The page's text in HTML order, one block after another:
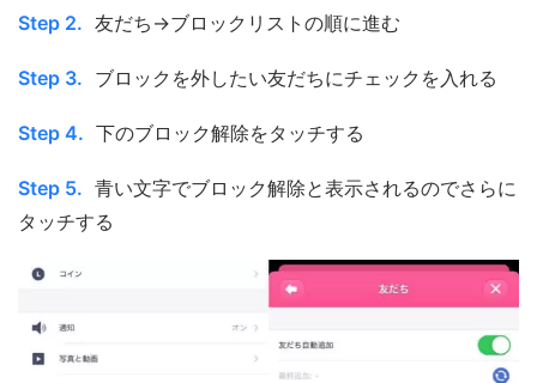
Step 2. 友だち→ブロックリストの順に進む
Step 3. ブロックを外したい友だちにチェックを入れる
Step 4. 下のブロック解除をタッチする
Step 5. 青い文字でブロック解除と表示されるのでさらに
タッチする